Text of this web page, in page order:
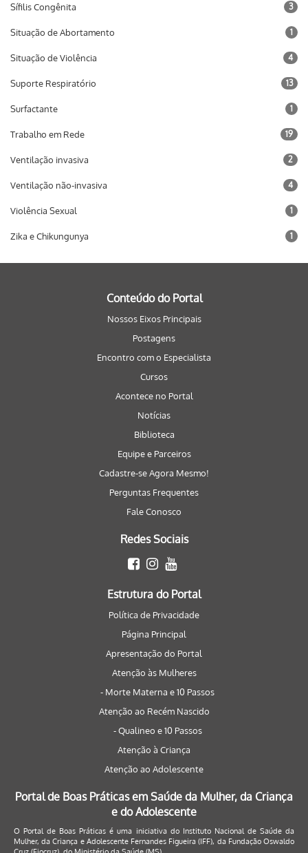
Sífilis Congênita 3
Situação de Abortamento 1
Situação de Violência 4
Suporte Respiratório 13
Surfactante 1
Trabalho em Rede 19
Ventilação invasiva 2
Ventilação não-invasiva 4
Violência Sexual 1
Zika e Chikungunya 1
Conteúdo do Portal
Nossos Eixos Principais
Postagens
Encontro com o Especialista
Cursos
Acontece no Portal
Notícias
Biblioteca
Equipe e Parceiros
Cadastre-se Agora Mesmo!
Perguntas Frequentes
Fale Conosco
Redes Sociais
Estrutura do Portal
Política de Privacidade
Página Principal
Apresentação do Portal
Atenção às Mulheres
- Morte Materna e 10 Passos
Atenção ao Recém Nascido
- Qualineo e 10 Passos
Atenção à Criança
Atenção ao Adolescente
Portal de Boas Práticas em Saúde da Mulher, da Criança
e do Adolescente
O Portal de Boas Práticas é uma iniciativa do Instituto Nacional de Saúde da
Mulher, da Criança e Adolescente Fernandes Figueira (IFF), da Fundação Oswaldo